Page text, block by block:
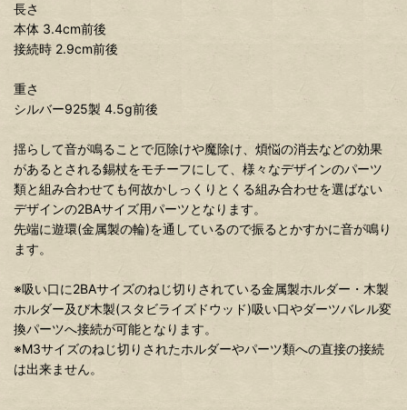
長さ
本体 3.4cm前後
接続時 2.9cm前後
重さ
シルバー925製 4.5g前後
揺らして音が鳴ることで厄除けや魔除け、煩悩の消去などの効果
があるとされる錫杖をモチーフにして、様々なデザインのパーツ
類と組み合わせても何故かしっくりとくる組み合わせを選ばない
デザインの2BAサイズ用パーツとなります。
先端に遊環(金属製の輪)を通しているので振るとかすかに音が鳴り
ます。
※吸い口に2BAサイズのねじ切りされている金属製ホルダー・木製
ホルダー及び木製(スタビライズドウッド)吸い口やダーツバレル変
換パーツへ接続が可能となります。
※M3サイズのねじ切りされたホルダーやパーツ類への直接の接続
は出来ません。